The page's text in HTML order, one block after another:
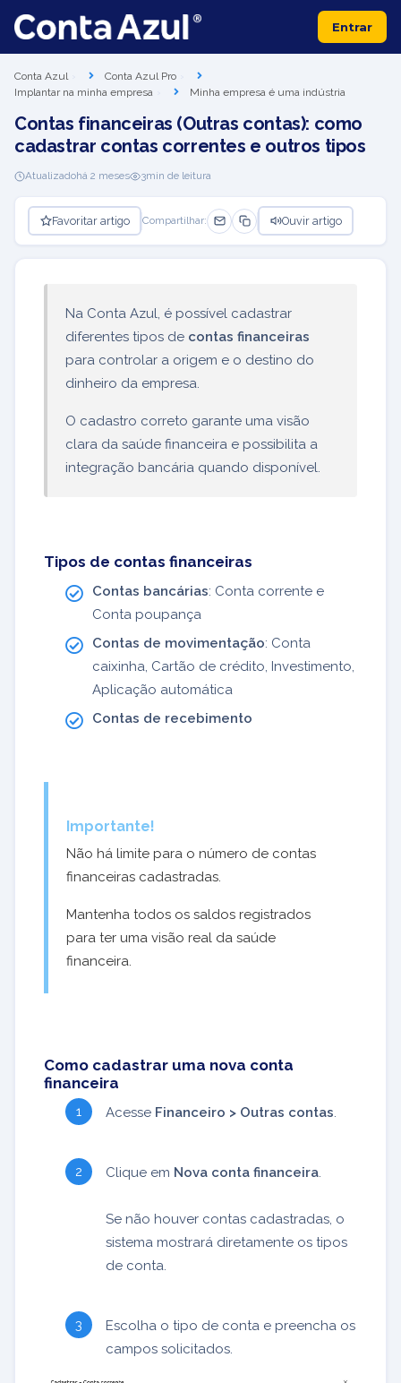
Entrar
Conta Azul
Conta Azul Pro
Implantar na minha empresa
Minha empresa é uma indústria
Contas financeiras (Outras contas): como
cadastrar contas correntes e outros tipos
Atualizadohá 2 meses 3min de leitura
Favoritar artigo Compartilhar: Ouvir artigo
Na Conta Azul, é possível cadastrar
diferentes tipos de contas financeiras
para controlar a origem e o destino do
dinheiro da empresa.
O cadastro correto garante uma visão
clara da saúde financeira e possibilita a
integração bancária quando disponível.
Tipos de contas financeiras
Contas bancárias: Conta corrente e
Conta poupança
Contas de movimentação: Conta
caixinha, Cartão de crédito, Investimento,
Aplicação automática
Contas de recebimento
Importante!
Não há limite para o número de contas
financeiras cadastradas.
Mantenha todos os saldos registrados
para ter uma visão real da saúde
financeira.
Como cadastrar uma nova conta
financeira
Acesse Financeiro > Outras contas.
Clique em Nova conta financeira.
Se não houver contas cadastradas, o
sistema mostrará diretamente os tipos
de conta.
Escolha o tipo de conta e preencha os
campos solicitados.